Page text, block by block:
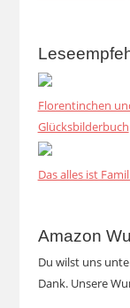
Florentinchen
Glücksbilderbuch
Das alles ist
Amazon
Du wilst uns
Dank. Unsere